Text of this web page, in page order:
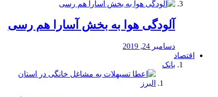
آلودگی هوا به بخش آسارا هم رسی
دسامبر 24, 2019
اقتصاد
بانک